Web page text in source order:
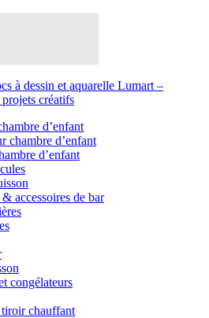
à dessin et aquarelle Lumart –
créatifs
d’enfant
chambre d’enfant
d’enfant
accessoires de bar
congélateurs
chauffant